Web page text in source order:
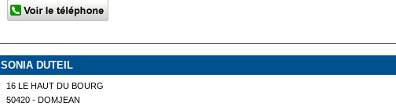
SONIA DUTEIL
16 LE HAUT DU BOURG
50420 - DOMJEAN